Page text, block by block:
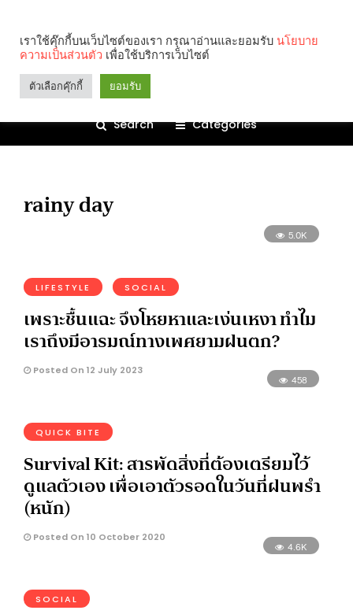
Search Categories
rainy day
5.0K
LIFESTYLE SOCIAL
เพราะชื้นแฉะ จึงโหยหาและเง่นเหงา ทำไม
เราถึงมีอารมณ์ทางเพศยามฝนตก?
Posted On 12 July 2023
458
QUICK BITE
Survival Kit: สารพัดสิ่งที่ต้องเตรียมไว้
ดูแลตัวเอง เพื่อเอาตัวรอดในวันที่ฝนพรำ
(หนัก)
Posted On 10 October 2020
4.6K
SOCIAL
เราใช้คุ๊กกี้บนเว็บไซต์ของเรา กรุณาอ่านและยอมรับ นโยบาย
ความเป็นส่วนตัว เพื่อใช้บริการเว็บไซต์
ตัวเลือกคุ๊กกี้ ยอมรับ